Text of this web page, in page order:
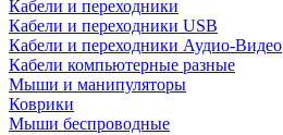
Кабели и переходники
Кабели и переходники USB
Кабели и переходники Аудио-Видео
Кабели компьютерные разные
Мыши и манипуляторы
Коврики
Мыши беспроводные